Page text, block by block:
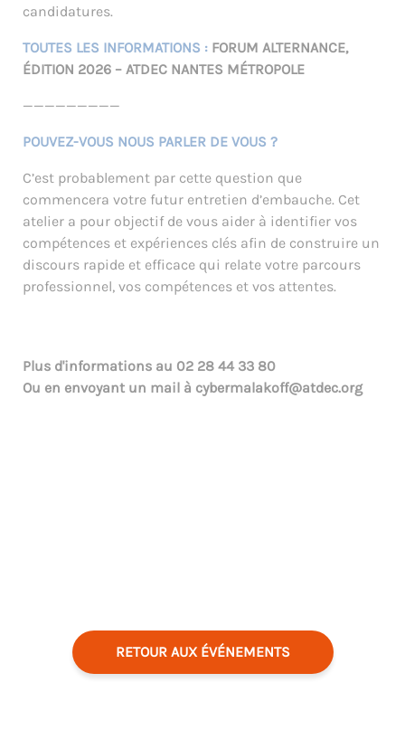
candidatures.
TOUTES LES INFORMATIONS : FORUM ALTERNANCE,
ÉDITION 2026 – ATDEC NANTES MÉTROPOLE
—————————
POUVEZ-VOUS NOUS PARLER DE VOUS ?
C’est probablement par cette question que
commencera votre futur entretien d’embauche. Cet
atelier a pour objectif de vous aider à identifier vos
compétences et expériences clés afin de construire un
discours rapide et efficace qui relate votre parcours
professionnel, vos compétences et vos attentes.
Plus d'informations au 02 28 44 33 80
Ou en envoyant un mail à cybermalakoff@atdec.org
RETOUR AUX ÉVÉNEMENTS